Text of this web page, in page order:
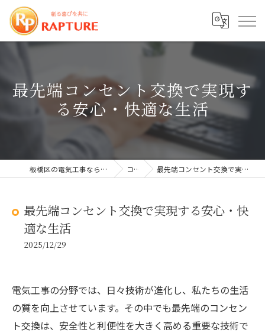
最先端コンセント交換で実現す
る安心・快適な生活
板橋区の電気工事なら株式会社ラプチャー コラム 最先端コンセント交換で実現する安心・快適な生活
最先端コンセント交換で実現する安心・快
適な生活
2025/12/29
電気工事の分野では、日々技術が進化し、私たちの生活
の質を向上させています。その中でも最先端のコンセン
ト交換は、安全性と利便性を大きく高める重要な技術で